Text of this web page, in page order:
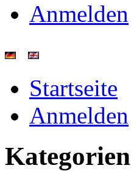
Anmelden
Startseite
Anmelden
Kategorien